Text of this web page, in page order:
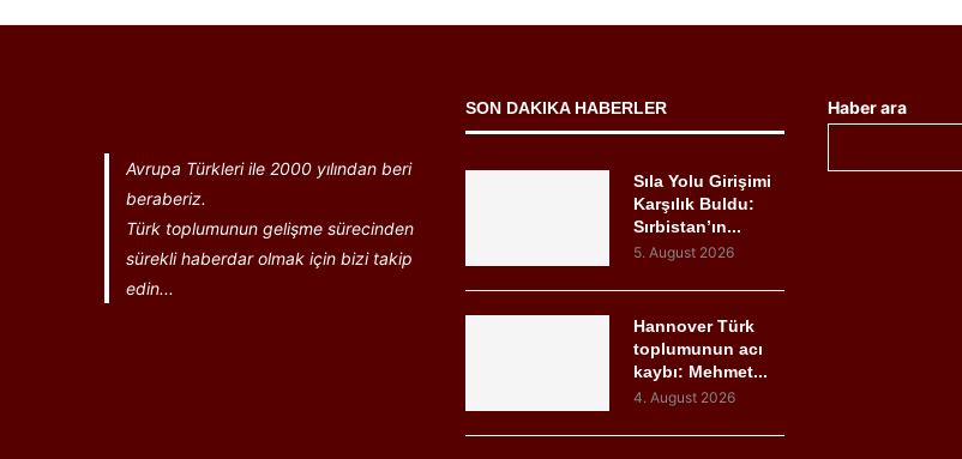
Avrupa Türkleri ile 2000 yılından beri
beraberiz.
Türk toplumunun gelişme sürecinden
sürekli haberdar olmak için bizi takip
edin...
SON DAKIKA HABERLER
Sıla Yolu Girişimi
Karşılık Buldu:
Sırbistan’ın...
5. August 2026
Hannover Türk
toplumunun acı
kaybı: Mehmet...
4. August 2026
Haber ara